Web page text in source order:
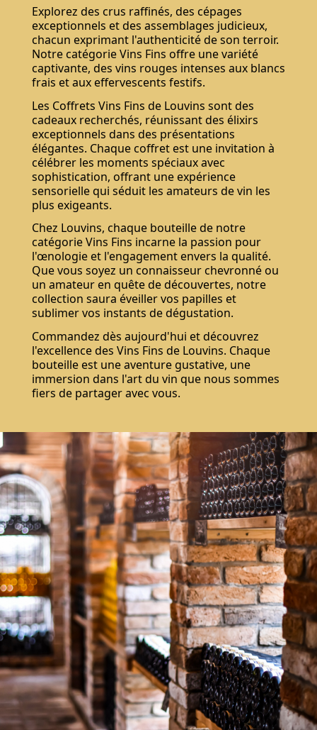
Explorez des crus raffinés, des cépages
exceptionnels et des assemblages judicieux,
chacun exprimant l'authenticité de son terroir.
Notre catégorie Vins Fins offre une variété
captivante, des vins rouges intenses aux blancs
frais et aux effervescents festifs.
Les Coffrets Vins Fins de Louvins sont des
cadeaux recherchés, réunissant des élixirs
exceptionnels dans des présentations
élégantes. Chaque coffret est une invitation à
célébrer les moments spéciaux avec
sophistication, offrant une expérience
sensorielle qui séduit les amateurs de vin les
plus exigeants.
Chez Louvins, chaque bouteille de notre
catégorie Vins Fins incarne la passion pour
l'œnologie et l'engagement envers la qualité.
Que vous soyez un connaisseur chevronné ou
un amateur en quête de découvertes, notre
collection saura éveiller vos papilles et
sublimer vos instants de dégustation.
Commandez dès aujourd'hui et découvrez
l'excellence des Vins Fins de Louvins. Chaque
bouteille est une aventure gustative, une
immersion dans l'art du vin que nous sommes
fiers de partager avec vous.